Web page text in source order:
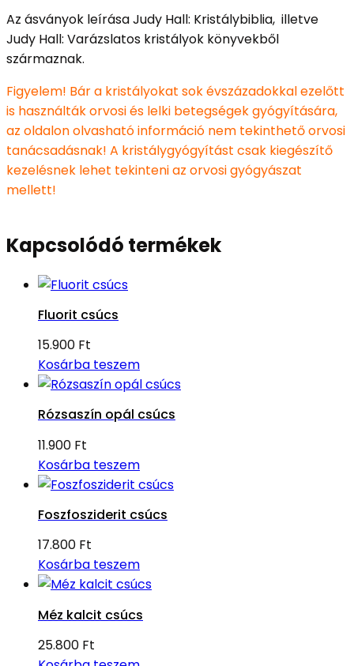
Az ásványok leírása Judy Hall: Kristálybiblia, illetve
Judy Hall: Varázslatos kristályok könyvekből
származnak.
Figyelem! Bár a kristályokat sok évszázadokkal ezelőtt
is használták orvosi és lelki betegségek gyógyítására,
az oldalon olvasható információ nem tekinthető orvosi
tanácsadásnak! A kristálygyógyítást csak kiegészítő
kezelésnek lehet tekinteni az orvosi gyógyászat
mellett!
Kapcsolódó termékek
Fluorit csúcs
15.900 Ft
Kosárba teszem
Rózsaszín opál csúcs
11.900 Ft
Kosárba teszem
Foszfosziderit csúcs
17.800 Ft
Kosárba teszem
Méz kalcit csúcs
25.800 Ft